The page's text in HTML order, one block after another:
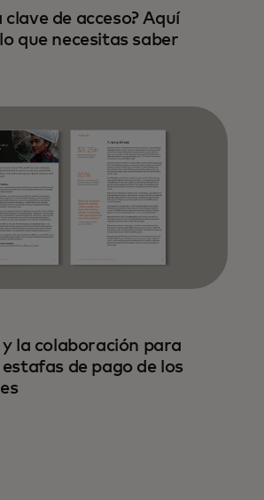
clave de acceso? Aquí
que necesitas saber
y la colaboración para
de pago de los